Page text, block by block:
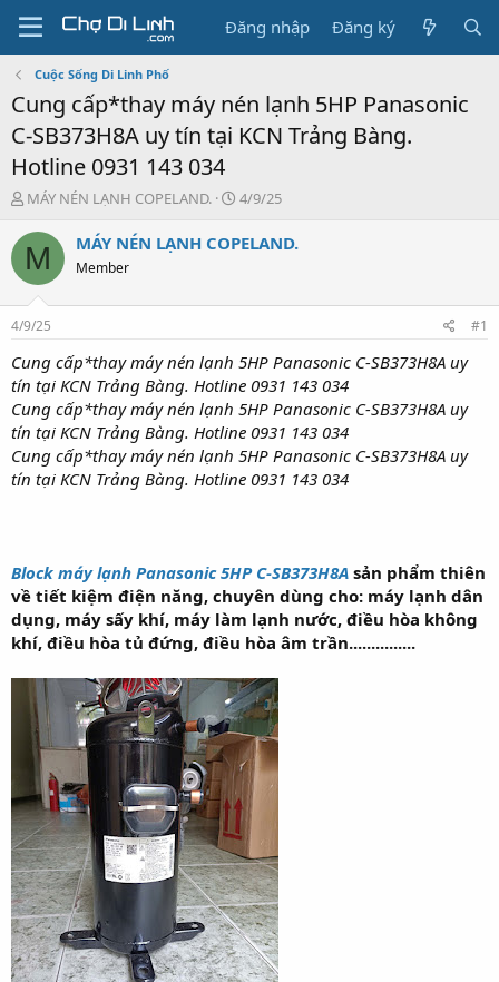
Đăng nhập Đăng ký
Cuộc Sống Di Linh Phố
Cung cấp*thay máy nén lạnh 5HP Panasonic
C-SB373H8A uy tín tại KCN Trảng Bàng.
Hotline 0931 143 034
T
r
e
a
s
t
a
t
e
r
MÁY NÉN LẠNH COPELAND.
N
à
4/9/25
M MÁY NÉN LẠNH COPELAND.
Member
4/9/25 #1
Cung cấp*thay máy nén lạnh 5HP Panasonic C-SB373H8A uy
tín tại KCN Trảng Bàng. Hotline 0931 143 034
Cung cấp*thay máy nén lạnh 5HP Panasonic C-SB373H8A uy
tín tại KCN Trảng Bàng. Hotline 0931 143 034
Cung cấp*thay máy nén lạnh 5HP Panasonic C-SB373H8A uy
tín tại KCN Trảng Bàng. Hotline 0931 143 034
Block máy lạnh Panasonic 5HP C-SB373H8A sản phẩm thiên
về tiết kiệm điện năng, chuyên dùng cho: máy lạnh dân
dụng, máy sấy khí, máy làm lạnh nước, điều hòa không
khí, điều hòa tủ đứng, điều hòa âm trần...............